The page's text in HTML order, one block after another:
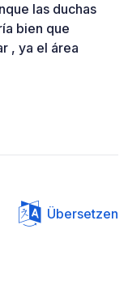
las duchas
bien que
, ya el área
Übersetzen